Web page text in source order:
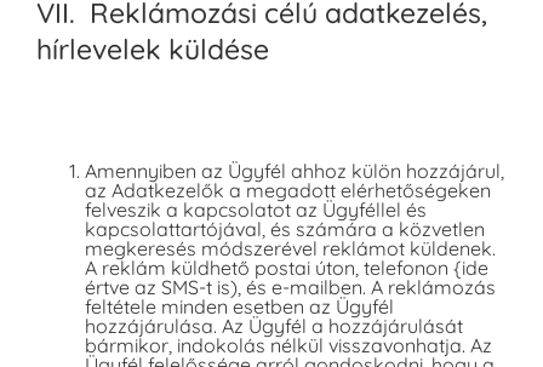
VII. Reklámozási célú adatkezelés,
hírlevelek küldése
Amennyiben az Ügyfél ahhoz külön hozzájárul,
az Adatkezelők a megadott elérhetőségeken
felveszik a kapcsolatot az Ügyféllel és
kapcsolattartójával, és számára a közvetlen
megkeresés módszerével reklámot küldenek.
A reklám küldhető postai úton, telefonon {ide
értve az SMS-t is), és e-mailben. A reklámozás
feltétele minden esetben az Ügyfél
hozzájárulása. Az Ügyfél a hozzájárulását
bármikor, indokolás nélkül visszavonhatja. Az